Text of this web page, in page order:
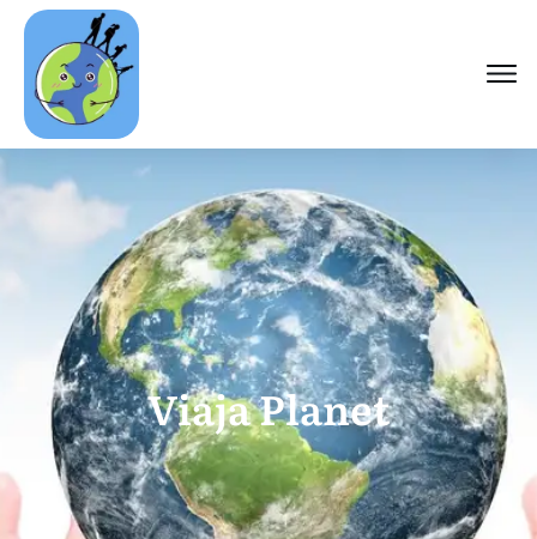
Viaja Planet